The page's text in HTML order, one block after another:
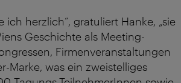
herzlich“, gratuliert Hanke, „sie
Geschichte als Meeting-
Firmenveranstaltungen
Marke, was ein zweistelliges